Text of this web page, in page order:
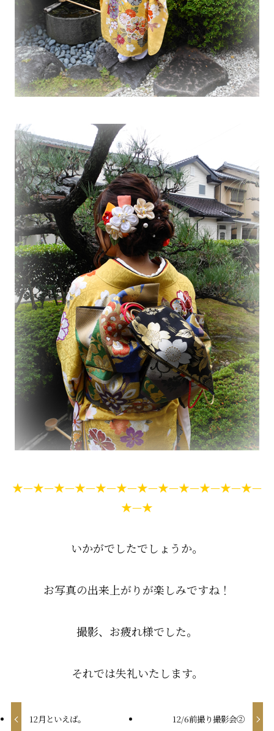
★—★—★—★—★—★—★—★—★—★—★—★—
★—★
いかがでしたでしょうか。
お写真の出来上がりが楽しみですね！
撮影、お疲れ様でした。
それでは失礼いたします。
12月といえば。 12/6前撮り撮影会②